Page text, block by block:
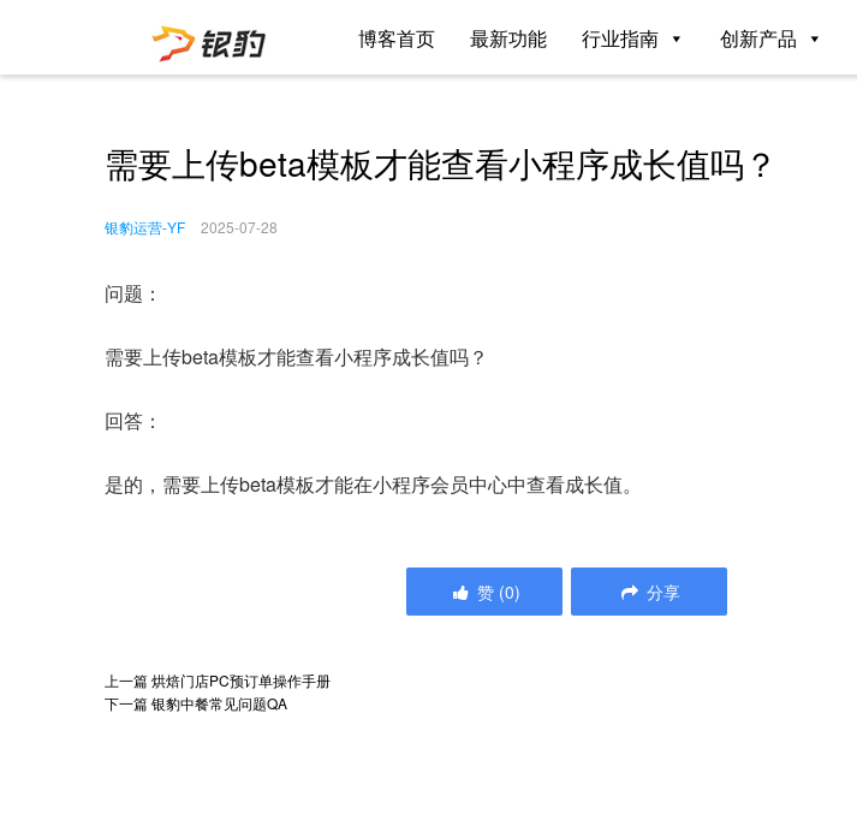
博客首页 最新功能 行业指南 创新产品
需要上传beta模板才能查看小程序成长值吗？
银豹运营-YF 2025-07-28
问题：
需要上传beta模板才能查看小程序成长值吗？
回答：
是的，需要上传beta模板才能在小程序会员中心中查看成长值。
赞 (0) 分享
上一篇烘焙门店PC预订单操作手册
下一篇银豹中餐常见问题QA